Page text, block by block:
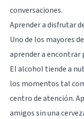
conversaciones.
Aprender a disfrutar
Uno de los mayores
aprender a encontrar
El alcohol tiende a
los momentos tal
centro de atención.
amigos sin una